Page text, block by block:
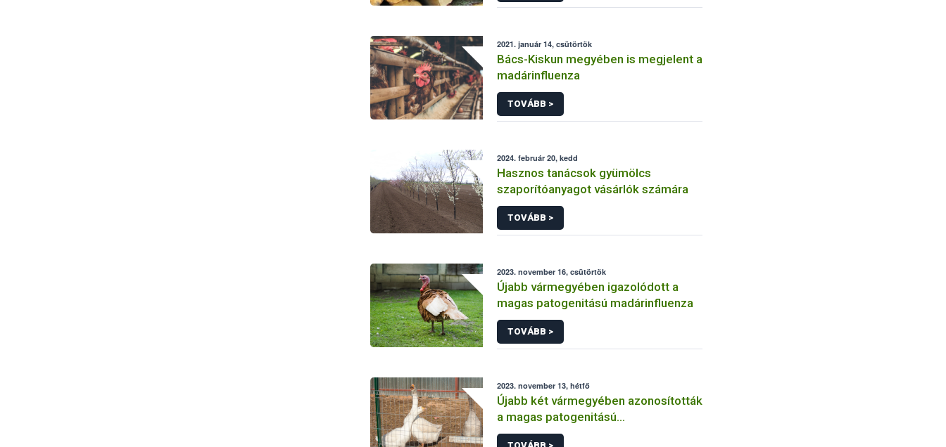
2021. január 14, csütörtök
Bács-Kiskun megyében is megjelent a
madárinfluenza
TOVÁBB >
2024. február 20, kedd
Hasznos tanácsok gyümölcs
szaporítóanyagot vásárlók számára
TOVÁBB >
2023. november 16, csütörtök
Újabb vármegyében igazolódott a
magas patogenitású madárinfluenza
TOVÁBB >
2023. november 13, hétfő
Újabb két vármegyében azonosították
a magas patogenitású
madárinfluenzát